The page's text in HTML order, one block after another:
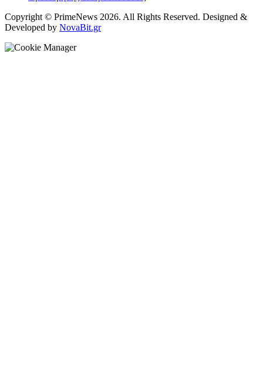
Copyright © PrimeNews 2026. All Rights Reserved. Designed &
Developed by NovaBit.gr